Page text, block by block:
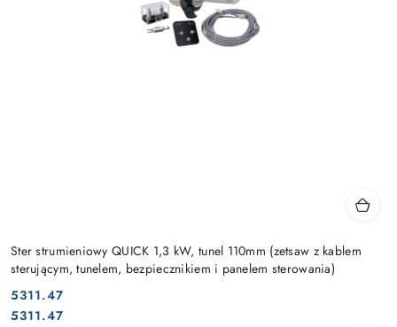
Ster strumieniowy QUICK 1,3 kW, tunel 110mm (zetsaw z kablem
sterującym, tunelem, bezpiecznikiem i panelem sterowania)
Cena:
5311.47
Cena:
5311.47